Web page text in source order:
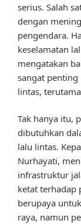
serius. Salah
dengan
pengendara.
keselamatan
mengatakan
sangat
lintas,
Tak hanya itu,
dibutuhkan
lalu lintas.
Nurhayati,
infrastruktur
ketat terhadap
berupaya
raya, namun